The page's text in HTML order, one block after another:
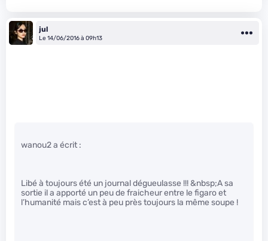
jul
Le 14/06/2016 à 09h13
wanou2 a écrit :
Libé à toujours été un journal dégueulasse !!! &nbsp;A sa
sortie il a apporté un peu de fraicheur entre le figaro et
l’humanité mais c’est à peu près toujours la même soupe !